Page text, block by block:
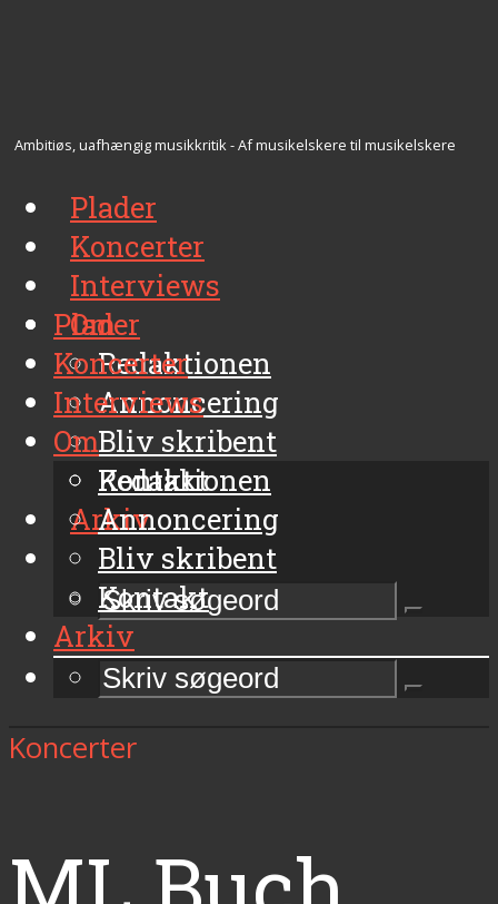
Ambitiøs, uafhængig musikkritik - Af musikelskere til musikelskere
Plader
Koncerter
Interviews
Om
Redaktionen
Annoncering
Bliv skribent
Kontakt
Arkiv
Plader
Koncerter
Interviews
Om
Redaktionen
Annoncering
Bliv skribent
Kontakt
Arkiv
Koncerter